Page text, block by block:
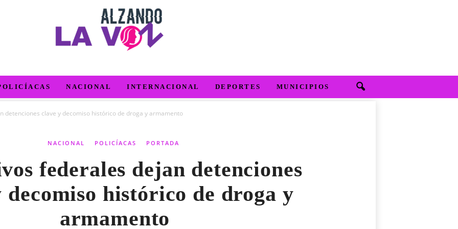
NACIONAL INTERNACIONAL DEPORTES MUNICIPIOS
detenciones clave y decomiso histórico de droga y armamento
NACIONAL POLICÍACAS PORTADA
federales dejan detenciones
decomiso histórico de droga y
armamento